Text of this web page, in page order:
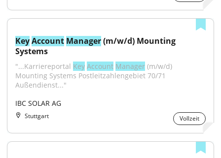
KeyAccount Manager (m/w/d) Mounting
Systems
"...Karriereportal Key Account Manager (m/w/d)
Mounting Systems Postleitzahlengebiet 70/71
Außendienst..."
IBC SOLAR AG
Stuttgart Vollzeit